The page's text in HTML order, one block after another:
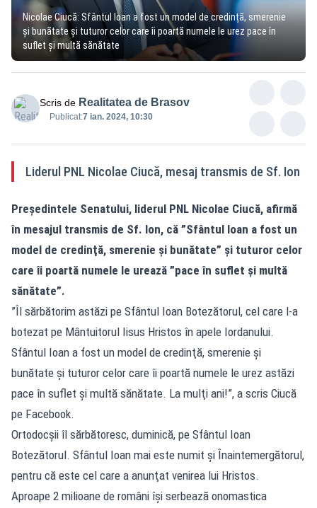
Nicolae Ciucă: Sfântul Ioan a fost un model de credință, smerenie
și bunătate și tuturor celor care îi poartă numele le urez pace în
suflet și multă sănătate
Scris de Realitatea de Brasov
Publicat:7 ian. 2024, 10:30
Liderul PNL Nicolae Ciucă, mesaj transmis de Sf. Ion
Preşedintele Senatului, liderul PNL Nicolae Ciucă, afirmă
în mesajul transmis de Sf. Ion, că ”Sfântul Ioan a fost un
model de credinţă, smerenie şi bunătate” şi tuturor celor
care îi poartă numele le urează ”pace în suflet şi multă
sănătate”.
”Îl sărbătorim astăzi pe Sfântul Ioan Botezătorul, cel care l-a
botezat pe Mântuitorul Iisus Hristos în apele Iordanului.
Sfântul Ioan a fost un model de credinţă, smerenie şi
bunătate şi tuturor celor care îi poartă numele le urez astăzi
pace în suflet şi multă sănătate. La mulţi ani!”, a scris Ciucă
pe Facebook.
Ortodocşii îl sărbătoresc, duminică, pe Sfântul Ioan
Botezătorul. Sfântul Ioan mai este numit şi Înaintemergătorul,
pentru că este cel care a anunţat venirea lui Hristos.
Aproape 2 milioane de români îşi serbează onomastica